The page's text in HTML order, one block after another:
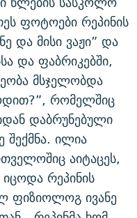
ფოტოები რეპინის
და მისი ვაჟი” და
და ფაბრიკებში,
მსჯელობდა
რომელშიც
დაბრუნებული
შექმნა. ილია
აიტაცეს,
რეპინის
ფიზიოლოგ ივანე